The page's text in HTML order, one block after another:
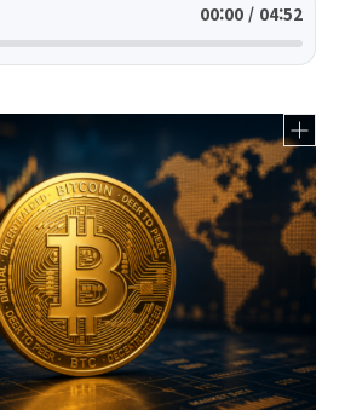
00:00 / 04:52